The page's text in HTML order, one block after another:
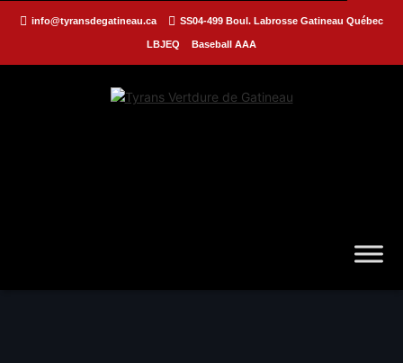
info@tyransdegatineau.ca SS04-499 Boul. Labrosse Gatineau Québec
LBJEQ Baseball AAA